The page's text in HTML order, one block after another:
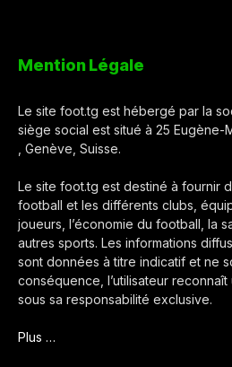
Mention Légale
Le site foot.tg est hébergé par la
siège social est situé à 25 Eugène-
, Genève, Suisse.
Le site foot.tg est destiné à fournir
football et les différents clubs,
joueurs, l’économie du football, la
autres sports. Les informations
sont données à titre indicatif et ne
conséquence, l’utilisateur
sous sa responsabilité exclusive.
Plus …